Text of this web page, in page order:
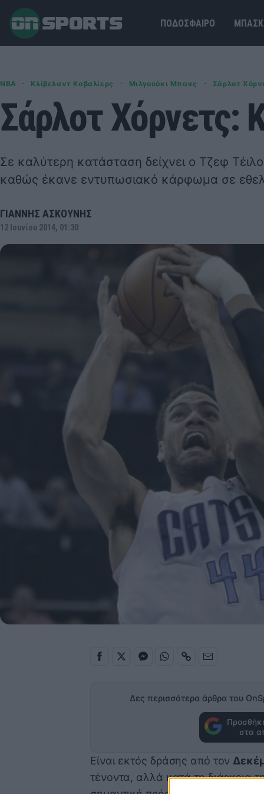
ΠΟΔΟΣΦΑΙΡΟ
NBA · Κλίβελαντ Καβαλίερς · Μιλγουόκι Μπακς · Σάρλοτ
Σάρλοτ Χόρνετς:
Σε καλύτερη κατάσταση δείχνει ο Τζεφ
καθώς έκανε εντυπωσιακό κάρφωμα σε
ΓΙΑΝΝΗΣ ΑΣΚΟΥΝΗΣ
12 Ιουνίου 2014, 01:30
Δες περισσότερα άρθρα του
στα
Είναι εκτός δράσης από τον
τένοντα, αλλά κατά τη διάρκεια